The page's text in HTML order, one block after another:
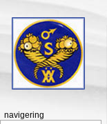
navigering